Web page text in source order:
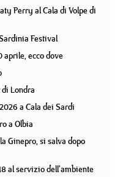
Perry al Cala di Volpe di
Festival
ecco dove
Londra
a Cala dei Sardi
a Olbia
Ginepro, si salva dopo
al servizio dell'ambiente